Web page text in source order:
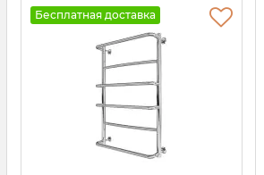
Бесплатная доставка